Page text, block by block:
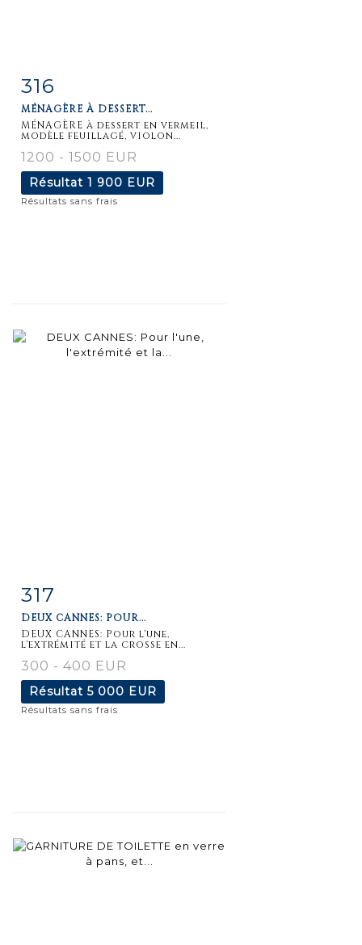
détaillée
316
MÉNAGÈRE À DESSERT...
MÉNAGÈRE à dessert en vermeil,
modèle feuillagé, violon...
1200 - 1500 EUR
Résultat 1 900 EUR
Résultats sans frais
détaillée
317
DEUX CANNES: POUR...
DEUX CANNES: Pour l'une,
l'extrémité et la crosse en...
300 - 400 EUR
Résultat 5 000 EUR
Résultats sans frais